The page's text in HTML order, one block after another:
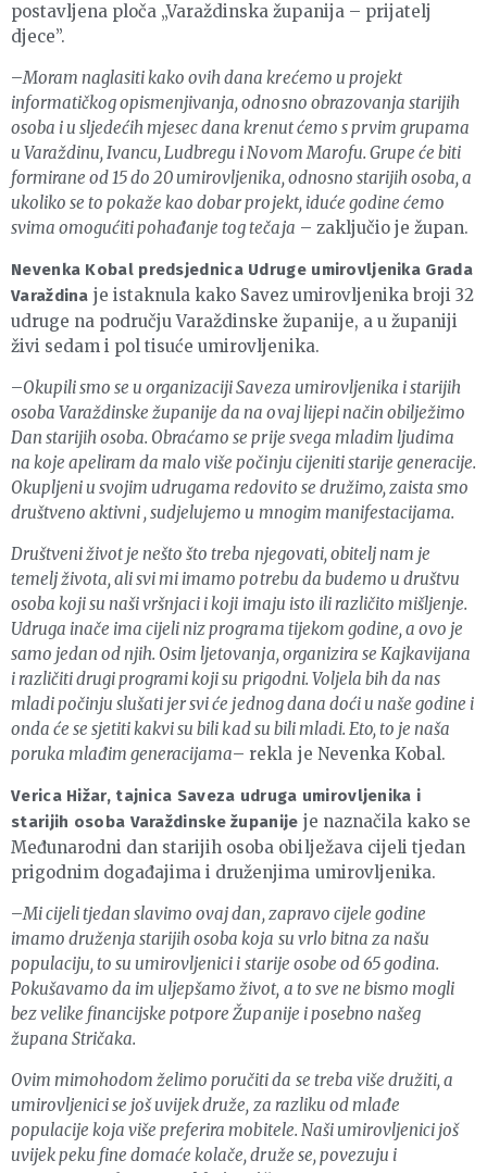
postavljena ploča „Varaždinska županija – prijatelj
djece”.
–Moram naglasiti kako ovih dana krećemo u projekt
informatičkog opismenjivanja, odnosno obrazovanja starijih
osoba i u sljedećih mjesec dana krenut ćemo s prvim grupama
u Varaždinu, Ivancu, Ludbregu i Novom Marofu. Grupe će biti
formirane od 15 do 20 umirovljenika, odnosno starijih osoba, a
ukoliko se to pokaže kao dobar projekt, iduće godine ćemo
svima omogućiti pohađanje tog tečaja – zaključio je župan.
Nevenka Kobal predsjednica Udruge umirovljenika Grada
Varaždina je istaknula kako Savez umirovljenika broji 32
udruge na području Varaždinske županije, a u županiji
živi sedam i pol tisuće umirovljenika.
–Okupili smo se u organizaciji Saveza umirovljenika i starijih
osoba Varaždinske županije da na ovaj lijepi način obilježimo
Dan starijih osoba. Obraćamo se prije svega mladim ljudima
na koje apeliram da malo više počinju cijeniti starije generacije.
Okupljeni u svojim udrugama redovito se družimo, zaista smo
društveno aktivni , sudjelujemo u mnogim manifestacijama.
Društveni život je nešto što treba njegovati, obitelj nam je
temelj života, ali svi mi imamo potrebu da budemo u društvu
osoba koji su naši vršnjaci i koji imaju isto ili različito mišljenje.
Udruga inače ima cijeli niz programa tijekom godine, a ovo je
samo jedan od njih. Osim ljetovanja, organizira se Kajkavijana
i različiti drugi programi koji su prigodni. Voljela bih da nas
mladi počinju slušati jer svi će jednog dana doći u naše godine i
onda će se sjetiti kakvi su bili kad su bili mladi. Eto, to je naša
poruka mlađim generacijama– rekla je Nevenka Kobal.
Verica Hižar, tajnica Saveza udruga umirovljenika i
starijih osoba Varaždinske županije je naznačila kako se
Međunarodni dan starijih osoba obilježava cijeli tjedan
prigodnim događajima i druženjima umirovljenika.
–Mi cijeli tjedan slavimo ovaj dan, zapravo cijele godine
imamo druženja starijih osoba koja su vrlo bitna za našu
populaciju, to su umirovljenici i starije osobe od 65 godina.
Pokušavamo da im uljepšamo život, a to sve ne bismo mogli
bez velike financijske potpore Županije i posebno našeg
župana Stričaka.
Ovim mimohodom želimo poručiti da se treba više družiti, a
umirovljenici se još uvijek druže, za razliku od mlađe
populacije koja više preferira mobitele. Naši umirovljenici još
uvijek peku fine domaće kolače, druže se, povezuju i